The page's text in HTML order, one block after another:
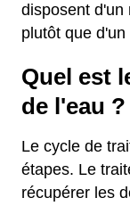
disposent d'un
plutôt que
Quel est
de l'eau ?
Le cycle de
étapes. Le
récupérer les